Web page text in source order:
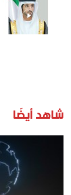
شاهد أيضًا